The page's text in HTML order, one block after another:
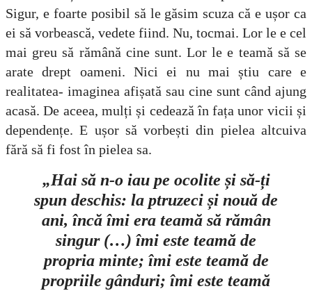
Sigur, e foarte posibil să le găsim scuza că e ușor ca
ei să vorbească, vedete fiind. Nu, tocmai. Lor le e cel
mai greu să rămână cine sunt. Lor le e teamă să se
arate drept oameni. Nici ei nu mai știu care e
realitatea- imaginea afișată sau cine sunt când ajung
acasă. De aceea, mulți și cedează în fața unor vicii și
dependențe. E ușor să vorbești din pielea altcuiva
fără să fi fost în pielea sa.
„Hai să n-o iau pe ocolite și să-ți
spun deschis: la ptruzeci și nouă de
ani, încă îmi era teamă să rămân
singur (…) îmi este teamă de
propria minte; îmi este teamă de
propriile gânduri; îmi este teamă